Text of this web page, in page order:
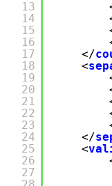
13
14
15
16
17
18
19
20
21
22
23
24
25
26
27
</
<
</
<